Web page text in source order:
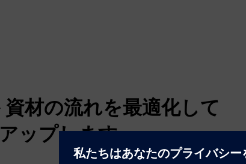
材の流れを最適化して
ップします。